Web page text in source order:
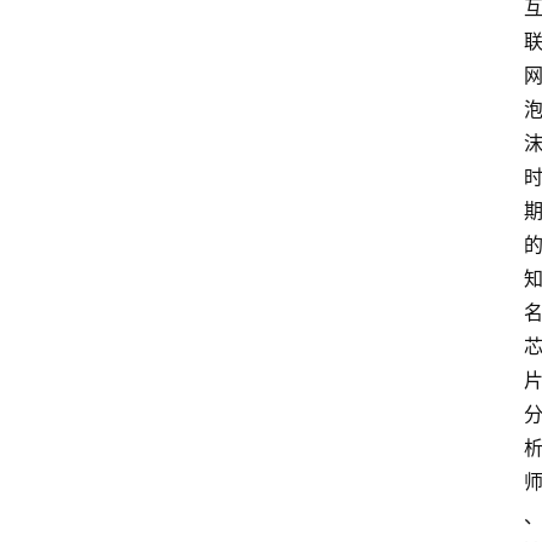
互
联
网
泡
沫
时
期
的
知
名
芯
片
分
析
师
、